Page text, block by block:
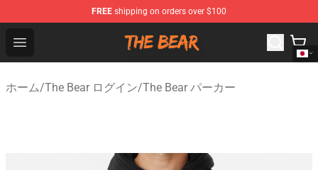
FREE shipping on orders over $100
Open menu
The Bear Shop - Official The Bear Merchandise Store
ホーム/The Bear ログイン/The Bear パーカー